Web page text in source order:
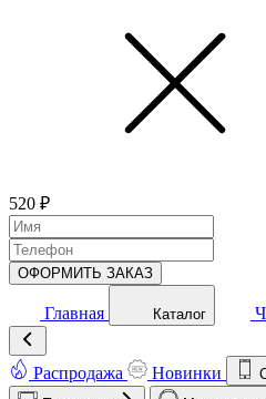
520 ₽
ОФОРМИТЬ ЗАКАЗ
Главная Каталог
Распродажа Новинки